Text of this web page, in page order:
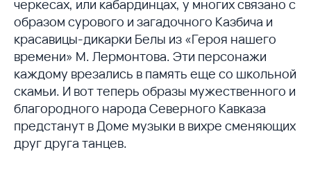
черкесах, или кабардинцах, у многих связано с
образом сурового и загадочного Казбича и
красавицы-дикарки Белы из «Героя нашего
времени» М. Лермонтова. Эти персонажи
каждому врезались в память еще со школьной
скамьи. И вот теперь образы мужественного и
благородного народа Северного Кавказа
предстанут в Доме музыки в вихре сменяющих
друг друга танцев.